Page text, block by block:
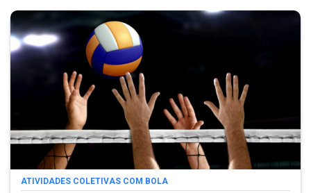
ATIVIDADES COLETIVAS COM BOLA